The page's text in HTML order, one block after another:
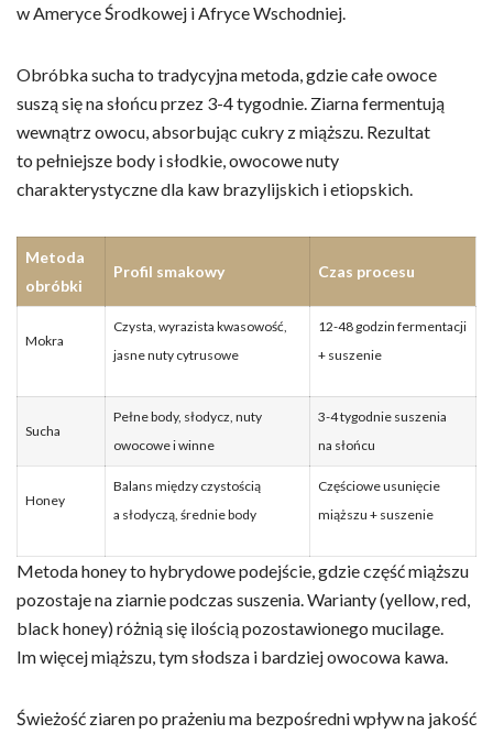
w Ameryce Środkowej i Afryce Wschodniej.
Obróbka sucha to tradycyjna metoda, gdzie całe owoce
suszą się na słońcu przez 3-4 tygodnie. Ziarna fermentują
wewnątrz owocu, absorbując cukry z miąższu. Rezultat
to pełniejsze body i słodkie, owocowe nuty
charakterystyczne dla kaw brazylijskich i etiopskich.
Metoda
obróbki
Profil smakowy Czas procesu
Mokra
Czysta, wyrazista kwasowość,
jasne nuty cytrusowe
12-48 godzin fermentacji
+ suszenie
Sucha
Pełne body, słodycz, nuty
owocowe i winne
3-4 tygodnie suszenia
na słońcu
Honey
Balans między czystością
a słodyczą, średnie body
Częściowe usunięcie
miąższu + suszenie
Metoda honey to hybrydowe podejście, gdzie część miąższu
pozostaje na ziarnie podczas suszenia. Warianty (yellow, red,
black honey) różnią się ilością pozostawionego mucilage.
Im więcej miąższu, tym słodsza i bardziej owocowa kawa.
Świeżość ziaren po prażeniu ma bezpośredni wpływ na jakość